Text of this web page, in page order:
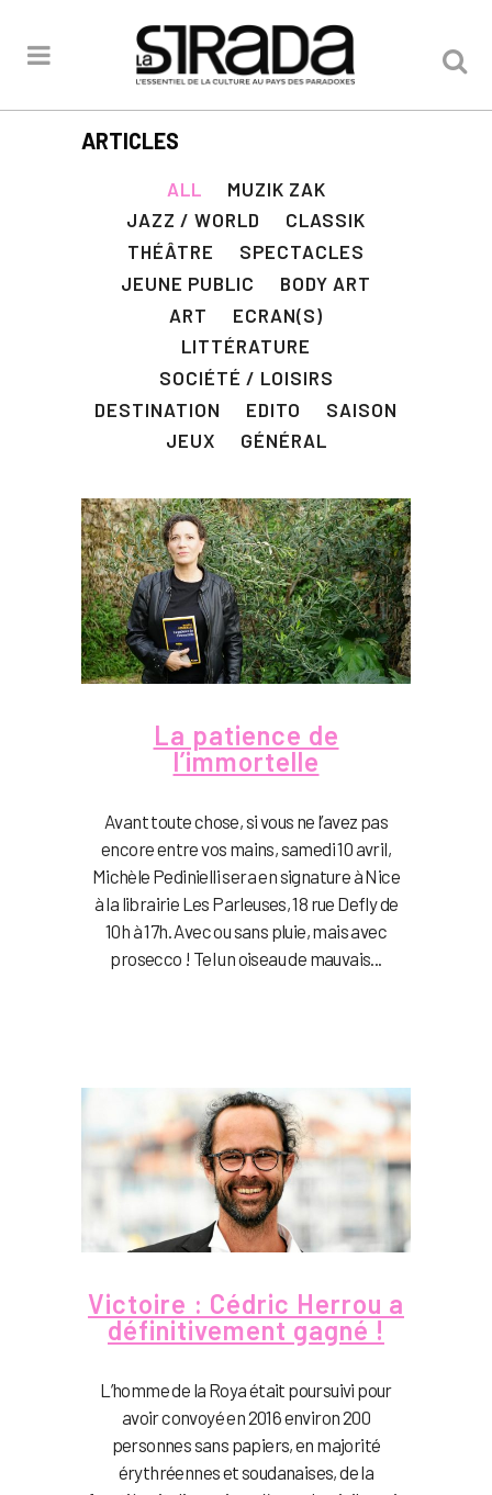
ARTICLES
ALL
MUZIK ZAK
JAZZ / WORLD
CLASSIK
THÉÂTRE
SPECTACLES
JEUNE PUBLIC
BODY ART
ART
ECRAN(S)
LITTÉRATURE
SOCIÉTÉ / LOISIRS
DESTINATION
EDITO
SAISON
JEUX
GÉNÉRAL
La patience de
l’immortelle
Avant toute chose, si vous ne l’avez pas
encore entre vos mains, samedi 10 avril,
Michèle Pedinielli sera en signature à Nice
à la librairie Les Parleuses, 18 rue Defly de
10h à 17h. Avec ou sans pluie, mais avec
prosecco ! Tel un oiseau de mauvais...
Victoire : Cédric Herrou a
définitivement gagné !
L’homme de la Roya était poursuivi pour
avoir convoyé en 2016 environ 200
personnes sans papiers, en majorité
érythréennes et soudanaises, de la